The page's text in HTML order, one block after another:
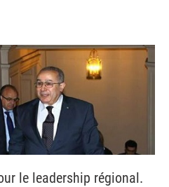
le leadership régional.